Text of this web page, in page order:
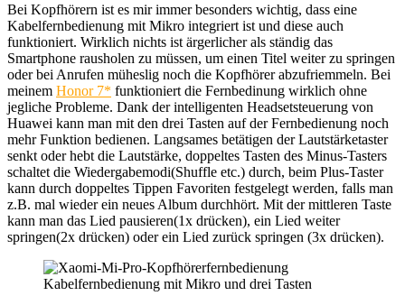
Bei Kopfhörern ist es mir immer besonders wichtig, dass eine
Kabelfernbedienung mit Mikro integriert ist und diese auch
funktioniert. Wirklich nichts ist ärgerlicher als ständig das
Smartphone rausholen zu müssen, um einen Titel weiter zu springen
oder bei Anrufen müheslig noch die Kopfhörer abzufriemmeln. Bei
meinem Honor 7* funktioniert die Fernbedinung wirklich ohne
jegliche Probleme. Dank der intelligenten Headsetsteuerung von
Huawei kann man mit den drei Tasten auf der Fernbedienung noch
mehr Funktion bedienen. Langsames betätigen der Lautstärketaster
senkt oder hebt die Lautstärke, doppeltes Tasten des Minus-Tasters
schaltet die Wiedergabemodi(Shuffle etc.) durch, beim Plus-Taster
kann durch doppeltes Tippen Favoriten festgelegt werden, falls man
z.B. mal wieder ein neues Album durchhört. Mit der mittleren Taste
kann man das Lied pausieren(1x drücken), ein Lied weiter
springen(2x drücken) oder ein Lied zurück springen (3x drücken).
Kabelfernbedienung mit Mikro und drei Tasten